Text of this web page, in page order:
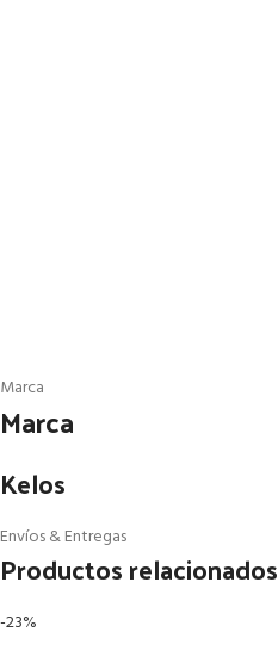
Marca
Marca
Kelos
Envíos & Entregas
Productos relacionados
-23%